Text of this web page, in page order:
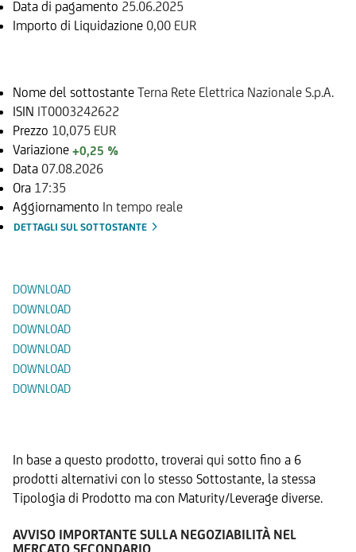
Data di pagamento 25.06.2025
Importo di Liquidazione 0,00 EUR
Nome del sottostante Terna Rete Elettrica Nazionale S.p.A.
ISIN IT0003242622
Prezzo 10,075 EUR
Variazione +0,25 %
Data 07.08.2026
Ora 17:35
Aggiornamento In tempo reale
DETTAGLI SUL SOTTOSTANTE
DOWNLOAD
DOWNLOAD
DOWNLOAD
DOWNLOAD
DOWNLOAD
DOWNLOAD
In base a questo prodotto, troverai qui sotto fino a 6
prodotti alternativi con lo stesso Sottostante, la stessa
Tipologia di Prodotto ma con Maturity/Leverage diverse.
AVVISO IMPORTANTE SULLA NEGOZIABILITÀ NEL
MERCATO SECONDARIO